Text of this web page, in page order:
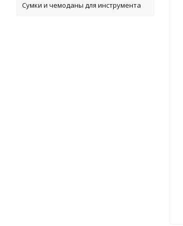
Сумки и чемоданы для инструмента